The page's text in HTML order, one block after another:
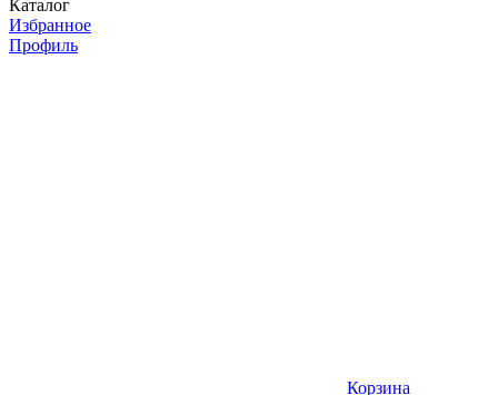
Каталог
Избранное
Профиль
Корзина